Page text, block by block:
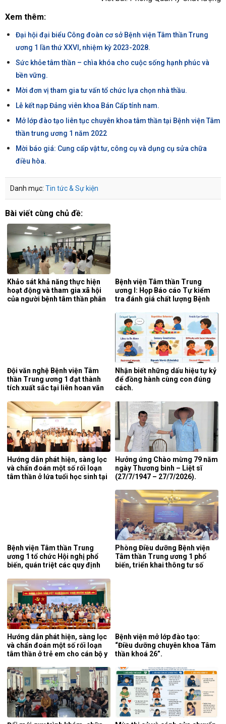
Xem thêm:
Đại hội đại biểu Công đoàn cơ sở Bệnh viện Tâm thần Trung
ương 1 lần thứ XXVI, nhiệm kỳ 2023-2028.
Sức khỏe tâm thần – chìa khóa cho cuộc sống hạnh phúc và
bền vững.
Mời đơn vị tham gia tư vấn tổ chức lựa chọn nhà thầu.
Lễ kết nạp Đảng viên khoa Bán Cấp tính nam.
Mở lớp đào tạo liên tục chuyên khoa tâm thần tại Bệnh viện Tâm
thần trung ương 1 năm 2022
Mời báo giá: Cung cấp vật tư, công cụ và dụng cụ sửa chữa
điều hòa.
Danh mục: Tin tức & Sự kiện
Bài viết cùng chủ đề:
Khảo sát khả năng thực hiện
hoạt động và tham gia xã hội
của người bệnh tâm thần phân
Bệnh viện Tâm thần Trung
ương I: Họp Báo cáo Tự kiểm
tra đánh giá chất lượng Bệnh
Đội văn nghệ Bệnh viện Tâm
thần Trung ương 1 đạt thành
tích xuất sắc tại liên hoan văn
lần thứ 5 năm 2026.
Nhận biết những dấu hiệu tự kỷ
để đồng hành cùng con đúng
cách.
Hướng dẫn phát hiện, sàng lọc
và chẩn đoán một số rối loạn
tâm thần ở lứa tuổi học sinh tại
Hưởng ứng Chào mừng 79 năm
ngày Thương binh – Liệt sĩ
(27/7/1947 – 27/7/2026).
Bệnh viện Tâm thần Trung
ương 1 tổ chức Hội nghị phổ
biến, quán triệt các quy định
Phòng Điều dưỡng Bệnh viện
Tâm thần Trung ương 1 phổ
biến, triển khai thông tư số
Hướng dẫn phát hiện, sàng lọc
và chẩn đoán một số rối loạn
tâm thần ở trẻ em cho cán bộ y
Bệnh viện mở lớp đào tạo:
“Điều dưỡng chuyên khoa Tâm
thần khoá 26”.